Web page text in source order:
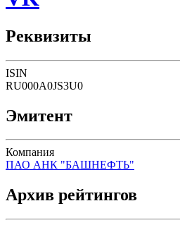
Реквизиты
ISIN
RU000A0JS3U0
Эмитент
Компания
ПАО АНК "БАШНЕФТЬ"
Архив рейтингов